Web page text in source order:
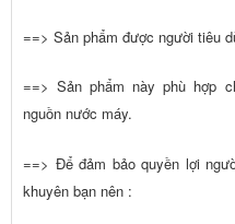
==> Sản phẩm được người tiêu
==>Sản phẩm này phù hợp
nguồn nước máy.
==> Để đảm bảo quyền lợi
khuyên bạn nên :